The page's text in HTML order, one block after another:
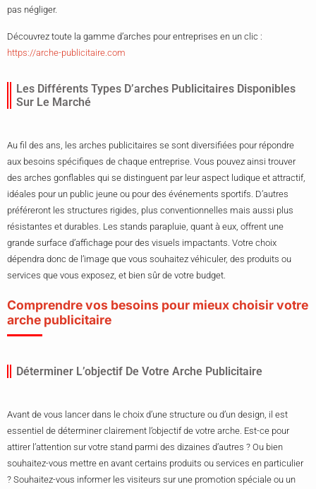
pas négliger.
Découvrez toute la gamme d’arches pour entreprises en un clic :
https://arche-publicitaire.com
Les Différents Types D’arches Publicitaires Disponibles
Sur Le Marché
Au fil des ans, les arches publicitaires se sont diversifiées pour répondre
aux besoins spécifiques de chaque entreprise. Vous pouvez ainsi trouver
des arches gonflables qui se distinguent par leur aspect ludique et attractif,
idéales pour un public jeune ou pour des événements sportifs. D’autres
préféreront les structures rigides, plus conventionnelles mais aussi plus
résistantes et durables. Les stands parapluie, quant à eux, offrent une
grande surface d’affichage pour des visuels impactants. Votre choix
dépendra donc de l’image que vous souhaitez véhiculer, des produits ou
services que vous exposez, et bien sûr de votre budget.
Comprendre vos besoins pour mieux choisir votre
arche publicitaire
Déterminer L’objectif De Votre Arche Publicitaire
Avant de vous lancer dans le choix d’une structure ou d’un design, il est
essentiel de déterminer clairement l’objectif de votre arche. Est-ce pour
attirer l’attention sur votre stand parmi des dizaines d’autres ? Ou bien
souhaitez-vous mettre en avant certains produits ou services en particulier
? Souhaitez-vous informer les visiteurs sur une promotion spéciale ou un